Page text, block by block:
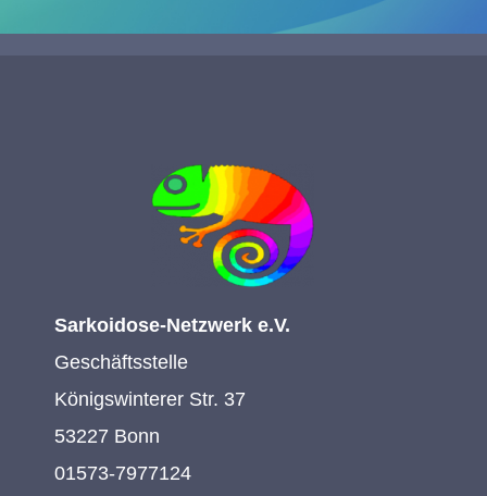
Sarkoidose-Netzwerk e.V.
Geschäftsstelle
Königswinterer Str. 37
53227 Bonn
01573-7977124